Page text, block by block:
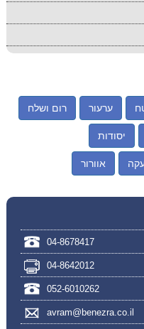
ערעור רום ושלח
יסודות
אוורור
04-8678417
04-8642012
052-6010262
avram@benezra.co.il